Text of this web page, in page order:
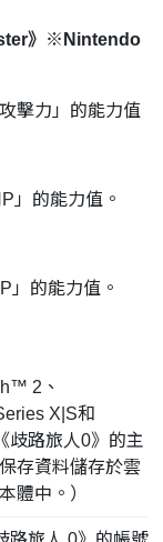
》※Nintendo
擊力」的能力值
」的能力值。​​​
」的能力值。​​​
2、
X|S和
歧路旅人0》的主
存資料儲存於雲
體中。）​​​​